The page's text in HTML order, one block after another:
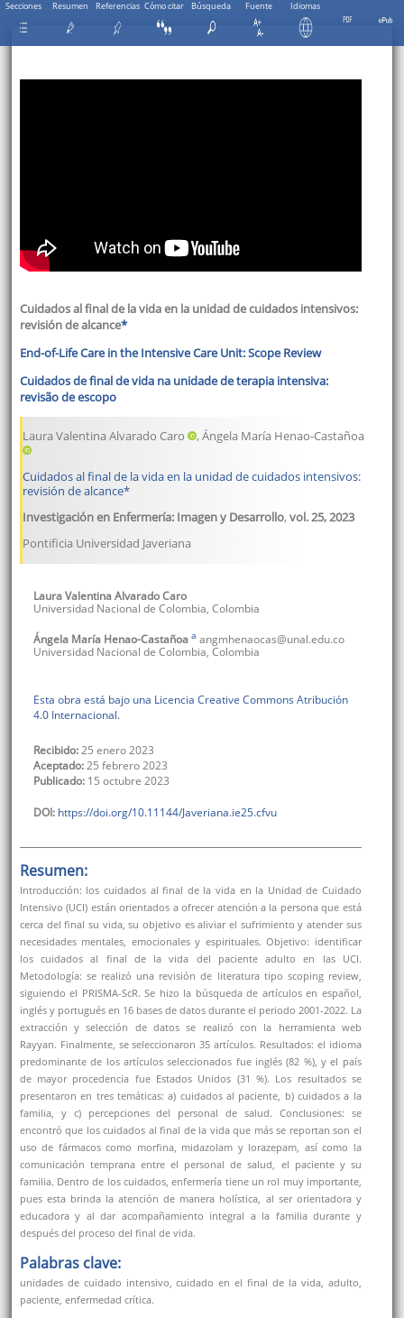
Secciones Resumen Referencias Cómo citar Búsqueda Fuente Idiomas
Cuidados al final de la vida en la unidad de cuidados intensivos:
revisión de alcance*
End-of-Life Care in the Intensive Care Unit: Scope Review
Cuidados de final de vida na unidade de terapia intensiva:
revisão de escopo
Laura Valentina Alvarado Caro , Ángela María Henao-Castañoa
Cuidados al final de la vida en la unidad de cuidados intensivos:
revisión de alcance*
Investigación en Enfermería: Imagen y Desarrollo,vol. 25,2023
Pontificia Universidad Javeriana
Laura ValentinaAlvarado Caro
Universidad Nacional de Colombia, Colombia
Ángela María Henao-Castañoa a angmhenaocas@unal.edu.co
Universidad Nacional de Colombia, Colombia
Esta obra está bajo una Licencia Creative Commons Atribución
4.0 Internacional.
Recibido:25 enero 2023
Aceptado:25 febrero 2023
Publicado: 15 octubre 2023
DOI: https://doi.org/10.11144/Javeriana.ie25.cfvu
Resumen:
Introducción: los cuidados al final de la vida en la Unidad de Cuidado
Intensivo (UCI) están orientados a ofrecer atención a la persona que está
cerca del final su vida, su objetivo es aliviar el sufrimiento y atender sus
necesidades mentales, emocionales y espirituales. Objetivo: identificar
los cuidados al final de la vida del paciente adulto en las UCI.
Metodología: se realizó una revisión de literatura tipo scoping review,
siguiendo el PRISMA-ScR. Se hizo la búsqueda de artículos en español,
inglés y portugués en 16 bases de datos durante el periodo 2001-2022. La
extracción y selección de datos se realizó con la herramienta web
Rayyan. Finalmente, se seleccionaron 35 artículos. Resultados: el idioma
predominante de los artículos seleccionados fue inglés (82 %), y el país
de mayor procedencia fue Estados Unidos (31 %). Los resultados se
presentaron en tres temáticas: a) cuidados al paciente, b) cuidados a la
familia, y c) percepciones del personal de salud. Conclusiones: se
encontró que los cuidados al final de la vida que más se reportan son el
uso de fármacos como morfina, midazolam y lorazepam, así como la
comunicación temprana entre el personal de salud, el paciente y su
familia. Dentro de los cuidados, enfermería tiene un rol muy importante,
pues esta brinda la atención de manera holística, al ser orientadora y
educadora y al dar acompañamiento integral a la familia durante y
después del proceso del final de vida.
Palabras clave:
unidades de cuidado intensivo, cuidado en el final de la vida, adulto,
paciente, enfermedad crítica.